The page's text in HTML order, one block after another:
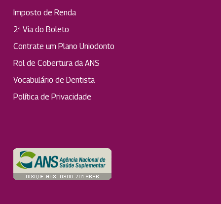
Imposto de Renda
2ª Via do Boleto
Contrate um Plano Uniodonto
Rol de Cobertura da ANS
Vocabulário de Dentista
Política de Privacidade